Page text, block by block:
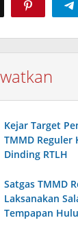
Kejar Target
TMMD Reguler
Dinding RTLH
Satgas TMMD
Laksanakan
Tempapan